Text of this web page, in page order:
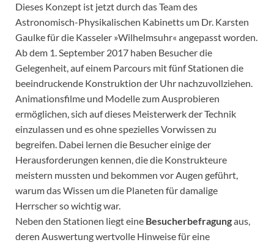
Dieses Konzept ist jetzt durch das Team des
Astronomisch-Physikalischen Kabinetts um Dr. Karsten
Gaulke für die Kasseler »Wilhelmsuhr« angepasst worden.
Ab dem 1. September 2017 haben Besucher die
Gelegenheit, auf einem Parcours mit fünf Stationen die
beeindruckende Konstruktion der Uhr nachzuvollziehen.
Animationsfilme und Modelle zum Ausprobieren
ermöglichen, sich auf dieses Meisterwerk der Technik
einzulassen und es ohne spezielles Vorwissen zu
begreifen. Dabei lernen die Besucher einige der
Herausforderungen kennen, die die Konstrukteure
meistern mussten und bekommen vor Augen geführt,
warum das Wissen um die Planeten für damalige
Herrscher so wichtig war.
Neben den Stationen liegt eine Besucherbefragungaus,
deren Auswertung wertvolle Hinweise für eine